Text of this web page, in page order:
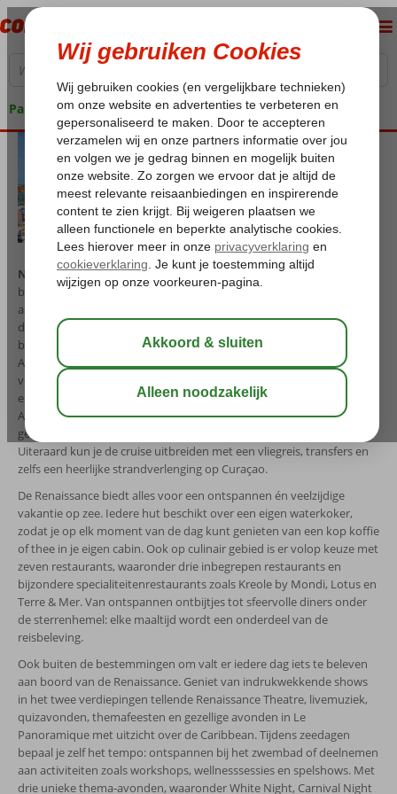
Pakketgarantie
NU ook Winter 2026/2027 boekbaar…na een succesvol eerste jaar
bieden wij ook deze winter weer unieke cruises aan met vertrek en
aankomst vanaf Curaçao. Corendon heeft een exclusief contract met
de Engelse rederij Ambassador Cruise Line, waardoor je deze
bijzondere Caribbean cruises opnieuw vanuit Curaçao kunt beleven.
Aan boord van de 4*+ Renaissance geniet je van een volledig
verzorgde cruise op basis van volpension, inclusief verplichte fooien
en Nederlandstalige reisbegeleiding. Ontdek prachtige eilanden zoals
Aruba, Bonaire, St. Maarten, Barbados, Guadeloupe en St. Lucia,
gecombineerd met het comfort van een modern cruiseschip.
Uiteraard kun je de cruise uitbreiden met een vliegreis, transfers en
zelfs een heerlijke strandverlenging op Curaçao.
De Renaissance biedt alles voor een ontspannen én veelzijdige
vakantie op zee. Iedere hut beschikt over een eigen waterkoker,
zodat je op elk moment van de dag kunt genieten van een kop koffie
of thee in je eigen cabin. Ook op culinair gebied is er volop keuze met
zeven restaurants, waaronder drie inbegrepen restaurants en
bijzondere specialiteitenrestaurants zoals Kreole by Mondi, Lotus en
Terre & Mer. Van ontspannen ontbijtjes tot sfeervolle diners onder
de sterrenhemel: elke maaltijd wordt een onderdeel van de
reisbeleving.
Ook buiten de bestemmingen om valt er iedere dag iets te beleven
aan boord van de Renaissance. Geniet van indrukwekkende shows
in het twee verdiepingen tellende Renaissance Theatre, livemuziek,
quizavonden, themafeesten en gezellige avonden in Le
Panoramique met uitzicht over de Caribbean. Tijdens zeedagen
bepaal je zelf het tempo: ontspannen bij het zwembad of deelnemen
aan activiteiten zoals workshops, wellnesssessies en spelshows. Met
drie unieke thema-avonden, waaronder White Night, Carnival Night